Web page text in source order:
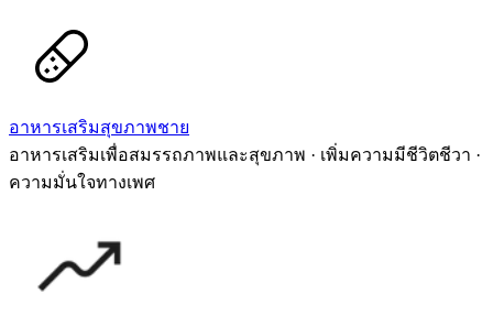
อาหารเสริมสุขภาพชาย
อาหารเสริมเพื่อสมรรถภาพและสุขภาพ · เพิ่มความมีชีวิตชีวา ·
ความมั่นใจทางเพศ